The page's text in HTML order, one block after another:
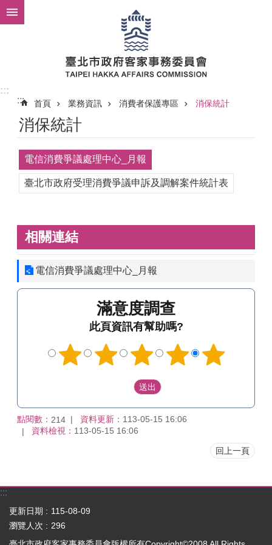
跳到主要內容區塊
:::
:::
首頁 業務資訊 消費者保護專區 消保統計
消保統計
電信消費爭議處理中心_月報
臺北市政府受理消費爭議申訴及調解案件統計表
相關連結
電信消費爭議處理中心_月報
滿意度調查
此頁資訊有幫助嗎?
點閱數： 214 資料更新： 113-05-15 16:06
資料檢視： 113-05-15 16:06
回上一頁
:::
更新日期
115-08-09
瀏覽人次
296